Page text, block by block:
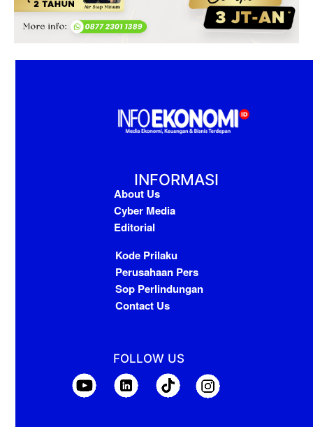
INFORMASI
About Us
Cyber Media
Editorial
Kode Prilaku
Perusahaan Pers
Sop Perlindungan
Contact Us
FOLLOW US